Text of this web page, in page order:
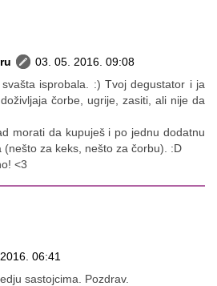
03. 05. 2016. 09:08
isprobala. :) Tvoj degustator i ja
čorbe, ugrije, zasiti, ali nije da
morati da kupuješ i po jednu dodatnu
(nešto za keks, nešto za čorbu). :D
<3
06:41
sastojcima. Pozdrav.